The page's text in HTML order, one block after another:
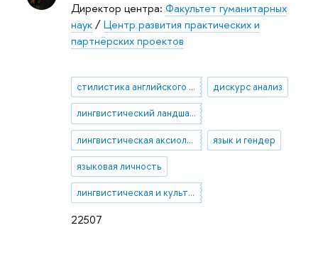
22507
Директор центра: Факультет гуманитарных
наук/Центр развития практических и
партнёрских проектов
стилистика английского языка дискурс анализ
лингвистический ландшафт
лингвистическая аксиология язык и гендер
языковая личность
лингвистическая и культурная идентичность